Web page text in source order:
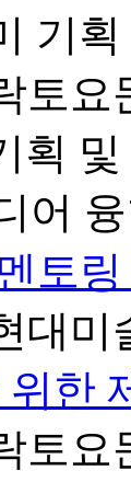
기
토
획
어
토
대
한
토